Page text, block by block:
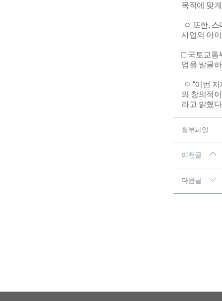
목적에 맞
ㅇ 또한,
사업의 아
□ 국토교통
업을 발굴
ㅇ “이번
의 창의적
라고 밝혔
첨부파일
이전글
다음글